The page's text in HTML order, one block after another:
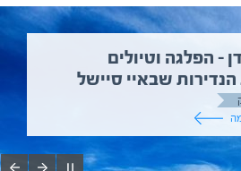
– הפלגה וטיולים
שבאיי סיישל